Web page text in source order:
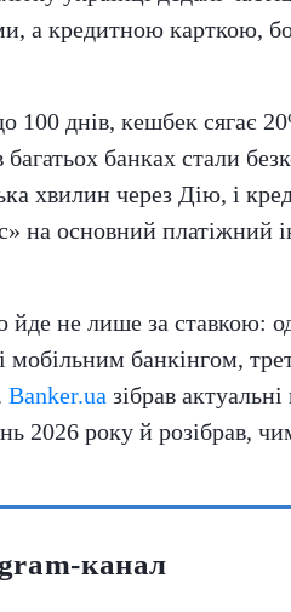
а кредитною карткою,
100 днів, кешбек сягає
багатьох банках стали
хвилин через Дію, і
на основний платіжний
не лише за ставкою:
банкінгом,
Banker.ua зібрав
2026 року й розібрав,
канал